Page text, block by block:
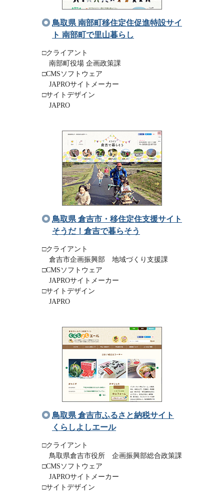
鳥取県 南部町移住定住促進特設サイ
ト 南部町で里山暮らし
□クライアント
南部町役場 企画政策課
□CMSソフトウェア
JAPROサイトメーカー
□サイトデザイン
JAPRO
鳥取県 倉吉市・移住定住支援サイト
そうだ！倉吉で暮らそう
□クライアント
倉吉市企画振興部 地域づくり支援課
□CMSソフトウェア
JAPROサイトメーカー
□サイトデザイン
JAPRO
鳥取県 倉吉市ふるさと納税サイト
くらしよしエール
□クライアント
鳥取県倉吉市役所 企画振興部総合政策課
□CMSソフトウェア
JAPROサイトメーカー
□サイトデザイン